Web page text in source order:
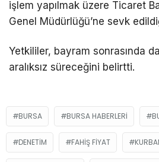
işlem yapılmak üzere Ticaret
Genel Müdürlüğü’ne sevk
Yetkililer, bayram sonrasında
aralıksız süreceğini belirtti.
BURSA BURSA HABERLERI
DENETIM FAHIŞ FIYAT